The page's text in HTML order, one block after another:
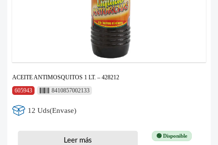
ACEITE ANTIMOSQUITOS 1 LT. – 428212
605943
8410857002133
12 Uds(Envase)
🟢 Disponible
Leer más